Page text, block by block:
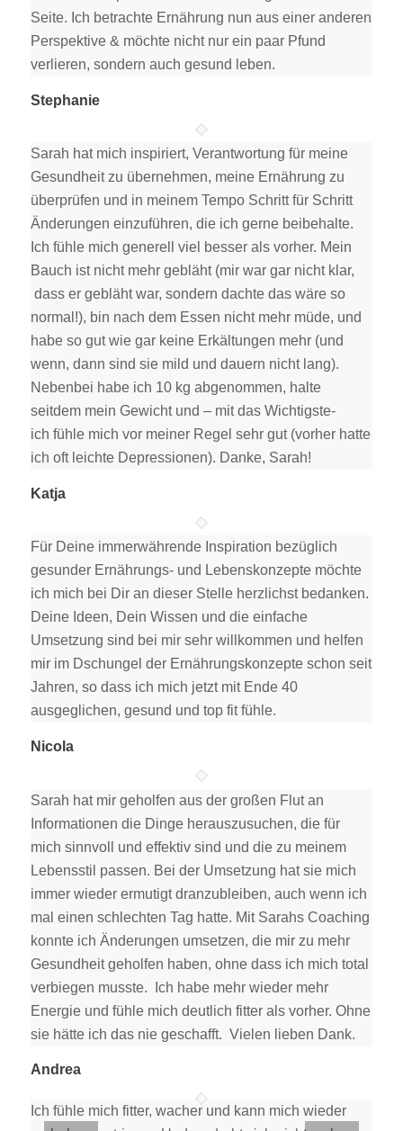
Seite. Ich betrachte Ernährung nun aus einer anderen
Perspektive & möchte nicht nur ein paar Pfund
verlieren, sondern auch gesund leben.
Stephanie
Sarah hat mich inspiriert, Verantwortung für meine
Gesundheit zu übernehmen, meine Ernährung zu
überprüfen und in meinem Tempo Schritt für Schritt
Änderungen einzuführen, die ich gerne beibehalte.
Ich fühle mich generell viel besser als vorher. Mein
Bauch ist nicht mehr gebläht (mir war gar nicht klar,
dass er gebläht war, sondern dachte das wäre so
normal!), bin nach dem Essen nicht mehr müde, und
habe so gut wie gar keine Erkältungen mehr (und
wenn, dann sind sie mild und dauern nicht lang).
Nebenbei habe ich 10 kg abgenommen, halte
seitdem mein Gewicht und – mit das Wichtigste-
ich fühle mich vor meiner Regel sehr gut (vorher hatte
ich oft leichte Depressionen). Danke, Sarah!
Katja
Für Deine immerwährende Inspiration bezüglich
gesunder Ernährungs- und Lebenskonzepte möchte
ich mich bei Dir an dieser Stelle herzlichst bedanken.
Deine Ideen, Dein Wissen und die einfache
Umsetzung sind bei mir sehr willkommen und helfen
mir im Dschungel der Ernährungskonzepte schon seit
Jahren, so dass ich mich jetzt mit Ende 40
ausgeglichen, gesund und top fit fühle.
Nicola
Sarah hat mir geholfen aus der großen Flut an
Informationen die Dinge herauszusuchen, die für
mich sinnvoll und effektiv sind und die zu meinem
Lebensstil passen. Bei der Umsetzung hat sie mich
immer wieder ermutigt dranzubleiben, auch wenn ich
mal einen schlechten Tag hatte. Mit Sarahs Coaching
konnte ich Änderungen umsetzen, die mir zu mehr
Gesundheit geholfen haben, ohne dass ich mich total
verbiegen musste. Ich habe mehr wieder mehr
Energie und fühle mich deutlich fitter als vorher. Ohne
sie hätte ich das nie geschafft. Vielen lieben Dank.
Andrea
Ich fühle mich fitter, wacher und kann mich wieder